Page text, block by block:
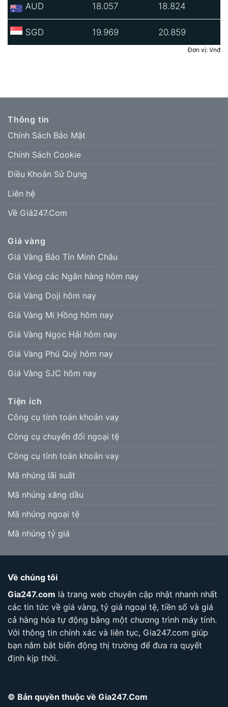
AUD 18.057 18.824
SGD 19.969 20.859
Đơn vị: Vnđ
Thông tin
Chính Sách Bảo Mật
Chính Sách Cookie
Điều Khoản Sử Dụng
Liên hệ
Về Giá247.Com
Giá vàng
Giá Vàng Bảo Tín Minh Châu
Giá Vàng các Ngân hàng hôm nay
Giá Vàng Doji hôm nay
Giá Vàng Mi Hồng hôm nay
Giá Vàng Ngọc Hải hôm nay
Giá Vàng Phú Quý hôm nay
Giá Vàng SJC hôm nay
Tiện ích
Công cụ tính toán khoản vay
Công cụ chuyển đổi ngoại tệ
Công cụ tính toán khoản vay
Mã nhúng lãi suất
Mã nhúng xăng dầu
Mã nhúng ngoại tệ
Mã nhúng tỷ giá
Về chúng tôi
Gia247.com là trang web chuyên cập nhật nhanh nhất
các tin tức về giá vàng, tỷ giá ngoại tệ, tiền số và giá
cả hàng hóa tự động bằng một chương trình máy tính.
Với thông tin chính xác và liên tục, Gia247.com giúp
bạn nắm bắt biến động thị trường để đưa ra quyết
định kịp thời.
© Bản quyền thuộc về Gia247.Com